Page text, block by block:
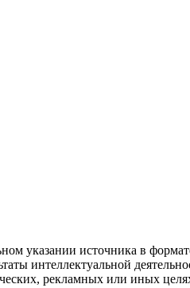
указании источника в
интеллектуальной
рекламных или иных